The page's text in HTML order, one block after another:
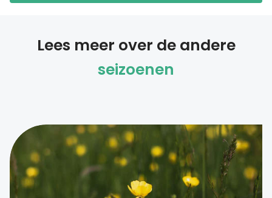
Lees meer over de andere
seizoenen